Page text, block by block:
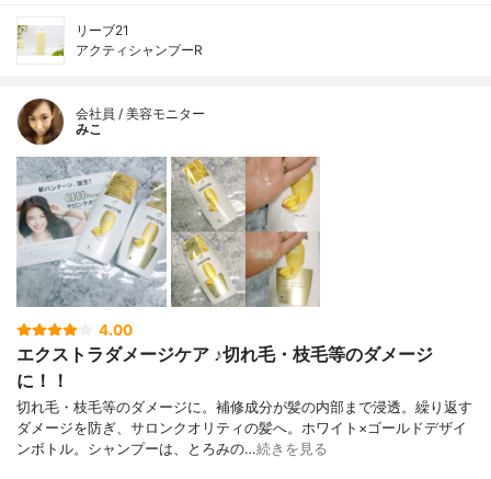
リーブ21
アクティシャンプーR
会社員 / 美容モニター
みこ
4.00
エクストラダメージケア ♪切れ毛・枝毛等のダメージ
に！！
切れ毛・枝毛等のダメージに。補修成分が髪の内部まで浸透。繰り返す
ダメージを防ぎ、サロンクオリティの髪へ。ホワイト×ゴールドデザイ
ンボトル。シャンプーは、とろみの…続きを見る